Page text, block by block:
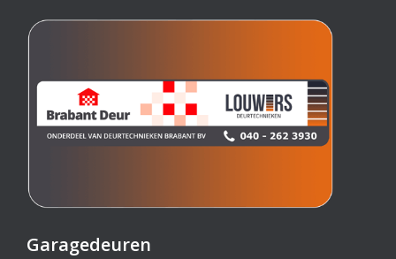
Garagedeuren